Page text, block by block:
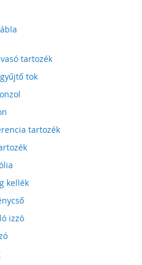
tartozék
tok
tartozék
kellék
izzó